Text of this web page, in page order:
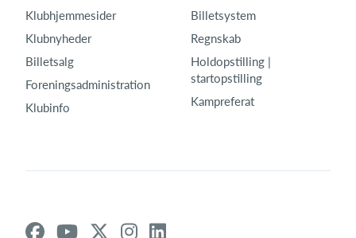
Klubhjemmesider
Klubnyheder
Billetsalg
Foreningsadministration
Klubinfo
Billetsystem
Regnskab
Holdopstilling |
startopstilling
Kampreferat